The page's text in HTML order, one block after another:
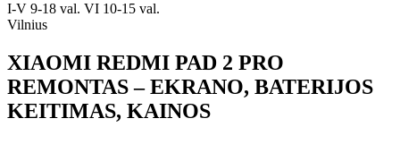
I-V 9-18 val. VI 10-15 val.
Vilnius
XIAOMI REDMI PAD 2 PRO
REMONTAS – EKRANO, BATERIJOS
KEITIMAS, KAINOS